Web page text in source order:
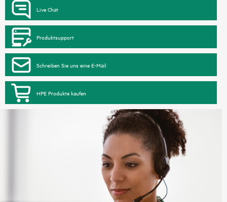
Live Chat
Produktsupport
Schreiben Sie uns eine E-Mail
HPE Produkte kaufen